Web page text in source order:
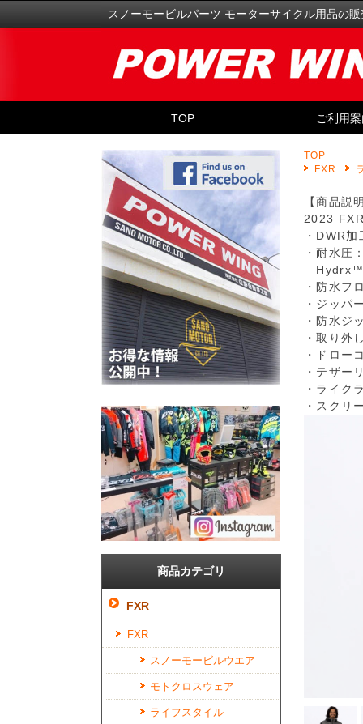
スノーモービルパーツ モーターサイクル用品の販
TOP ご利用
TOP
FXR
【商品説
2023
・DWR
・耐水圧
Hydrx™
・防水フ
・ジッパ
・防水ジ
・取り外
・ドロー
・テザー
・ライク
・スクリ
商品カテゴリ
FXR
FXR
スノーモービルウエア
モトクロスウェア
ライフスタイル